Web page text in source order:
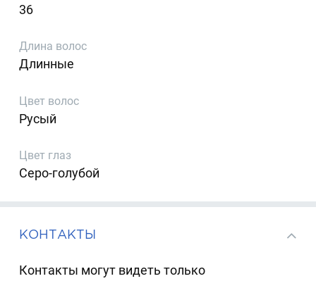
36
Длина волос
Длинные
Цвет волос
Русый
Цвет глаз
Серо-голубой
КОНТАКТЫ
Контакты могут видеть только